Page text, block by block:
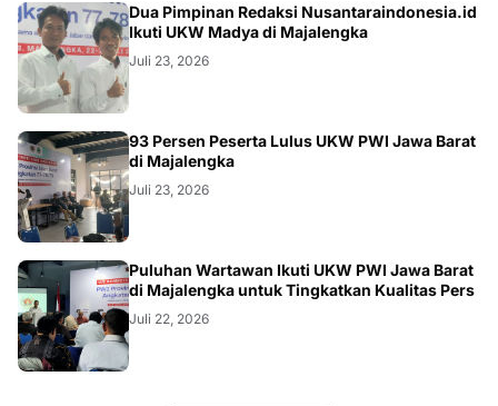
Dua Pimpinan Redaksi Nusantaraindonesia.id
Ikuti UKW Madya di Majalengka
Juli 23, 2026
93 Persen Peserta Lulus UKW PWI Jawa Barat
di Majalengka
Juli 23, 2026
Puluhan Wartawan Ikuti UKW PWI Jawa Barat
di Majalengka untuk Tingkatkan Kualitas Pers
Juli 22, 2026